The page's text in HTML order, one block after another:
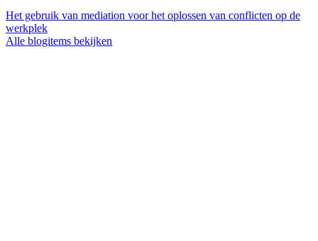
Het gebruik van mediation voor het oplossen van conflicten op de
werkplek
Alle blogitems bekijken